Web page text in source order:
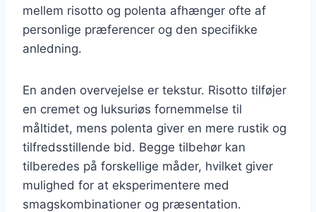
mellem risotto og polenta afhænger ofte af
personlige præferencer og den specifikke
anledning.
En anden overvejelse er tekstur. Risotto tilføjer
en cremet og luksuriøs fornemmelse til
måltidet, mens polenta giver en mere rustik og
tilfredsstillende bid. Begge tilbehør kan
tilberedes på forskellige måder, hvilket giver
mulighed for at eksperimentere med
smagskombinationer og præsentation.